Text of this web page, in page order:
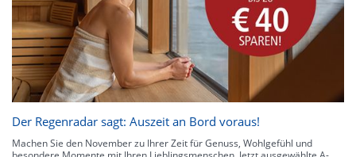
Der Regenradar sagt: Auszeit an Bord voraus!
Machen Sie den November zu Ihrer Zeit für Genuss, Wohlgefühl und